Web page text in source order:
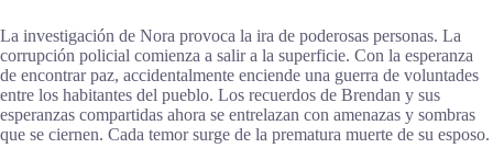
La investigación de Nora provoca la ira de poderosas personas. La
corrupción policial comienza a salir a la superficie. Con la esperanza
de encontrar paz, accidentalmente enciende una guerra de voluntades
entre los habitantes del pueblo. Los recuerdos de Brendan y sus
esperanzas compartidas ahora se entrelazan con amenazas y sombras
que se ciernen. Cada temor surge de la prematura muerte de su esposo.